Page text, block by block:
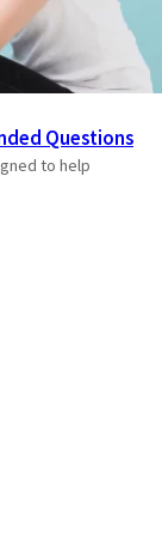
Questions
to help